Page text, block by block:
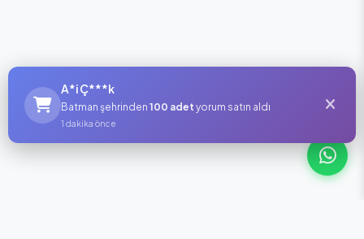
A*i Ç***k
Batman şehrinden 100 adet yorum satın aldı
1 dakika önce